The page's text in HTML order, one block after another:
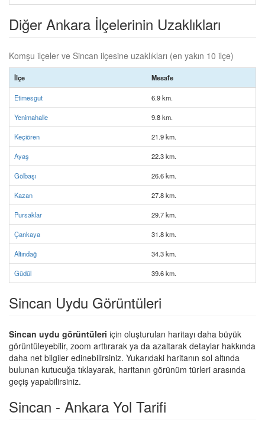
Diğer Ankara İlçelerinin Uzaklıkları
Komşu ilçeler ve Sincan ilçesine uzaklıkları (en yakın 10 ilçe)
İlçe Mesafe
Etimesgut 6.9 km.
Yenimahalle 9.8 km.
Keçiören 21.9 km.
Ayaş 22.3 km.
Gölbaşı 26.6 km.
Kazan 27.8 km.
Pursaklar 29.7 km.
Çankaya 31.8 km.
Altındağ 34.3 km.
Güdül 39.6 km.
Sincan Uydu Görüntüleri
Sincan uydu görüntüleri için oluşturulan haritayı daha büyük
görüntüleyebilir, zoom arttırarak ya da azaltarak detaylar hakkında
daha net bilgiler edinebilirsiniz. Yukarıdaki haritanın sol altında
bulunan kutucuğa tıklayarak, haritanın görünüm türleri arasında
geçiş yapabilirsiniz.
Sincan - Ankara Yol Tarifi